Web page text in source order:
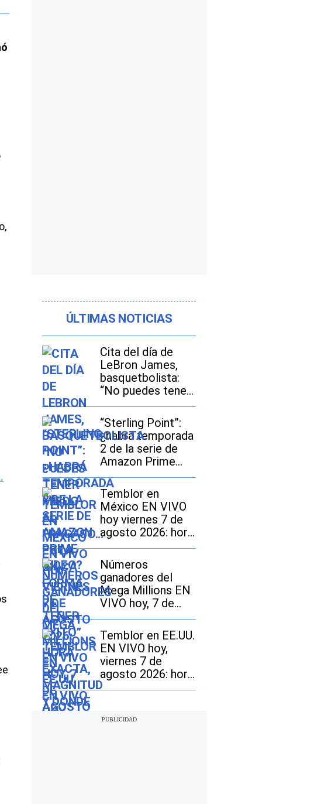
ÚLTIMAS NOTICIAS
Cita del día de
LeBron James,
basquetbolista:
“No puedes tener
miedo al fracaso...
Es la única forma
de tener éxito”
“Sterling Point”:
¿habrá temporada
2 de la serie de
Amazon Prime
Video?
Temblor en
México EN VIVO
hoy viernes 7 de
agosto 2026: hora
exacta, magnitud y
dónde fue el
epicentro del
último
Números
ganadores del
Mega Millions EN
VIVO hoy, 7 de
agosto 2026: mira
los resultados del
sorteo con
jackpot de $70
millones en EE.UU.
Temblor en EE.UU.
EN VIVO hoy,
viernes 7 de
agosto 2026: hora
exacta, magnitud y
último sismo